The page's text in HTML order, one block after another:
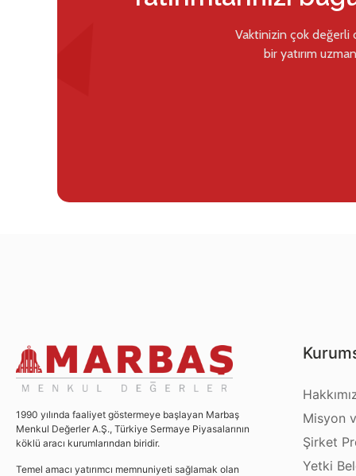
Vaktinizin çok değerli
bir yatırım
1990 yılında faaliyet göstermeye başlayan Marbaş
Menkul Değerler A.Ş., Türkiye Sermaye Piyasalarının
köklü aracı kurumlarından biridir.
Temel amacı yatırımcı memnuniyeti sağlamak olan
Misyon
Şirket
Yetki